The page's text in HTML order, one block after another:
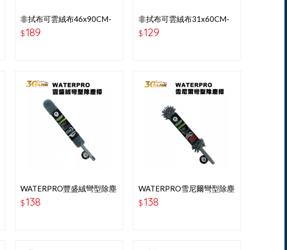
非拭布可雲絨布46x90CM-
灰色
$189
非拭布可雲絨布31x60CM-
灰色
$129
WATERPRO豐盛絨彎型除塵
撢
$138
WATERPRO雪尼爾彎型除塵
撢
$138